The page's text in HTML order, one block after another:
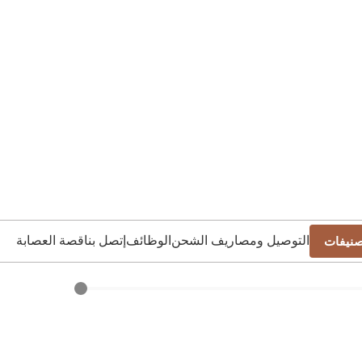
التوصيل ومصاريف الشحنالوظائفإتصل بناقصة العصابة